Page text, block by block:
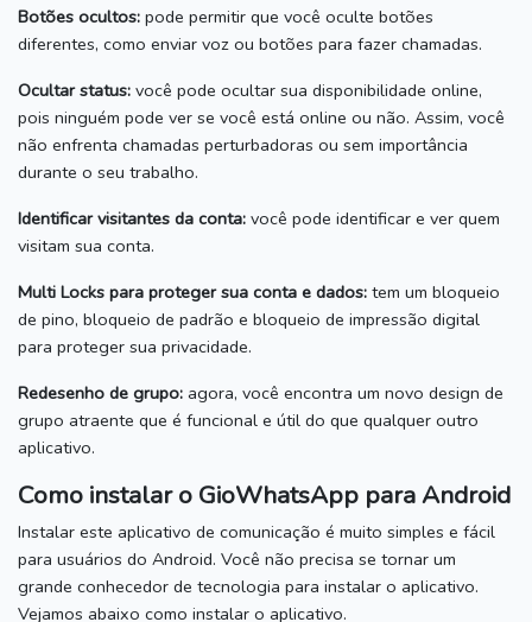
Botões ocultos: pode permitir que você oculte botões
diferentes, como enviar voz ou botões para fazer chamadas.
Ocultar status: você pode ocultar sua disponibilidade online,
pois ninguém pode ver se você está online ou não. Assim, você
não enfrenta chamadas perturbadoras ou sem importância
durante o seu trabalho.
Identificar visitantes da conta: você pode identificar e ver quem
visitam sua conta.
Multi Locks para proteger sua conta e dados: tem um bloqueio
de pino, bloqueio de padrão e bloqueio de impressão digital
para proteger sua privacidade.
Redesenho de grupo: agora, você encontra um novo design de
grupo atraente que é funcional e útil do que qualquer outro
aplicativo.
Como instalar o GioWhatsApp para Android
Instalar este aplicativo de comunicação é muito simples e fácil
para usuários do Android. Você não precisa se tornar um
grande conhecedor de tecnologia para instalar o aplicativo.
Vejamos abaixo como instalar o aplicativo.